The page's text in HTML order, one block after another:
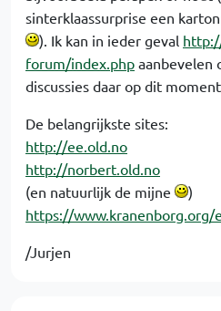
sinterklaassurprise een
). Ik kan in ieder geval
forum/index.php aanbevelen
discussies daar op dit
De belangrijkste sites:
http://ee.old.no
http://norbert.old.no
(en natuurlijk de mijne
)
https://www.kranenborg.org/
/Jurjen